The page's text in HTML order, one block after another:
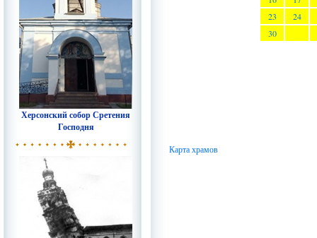
Херсонский собор Сретения
Господня
23
24
30
Карта храмов